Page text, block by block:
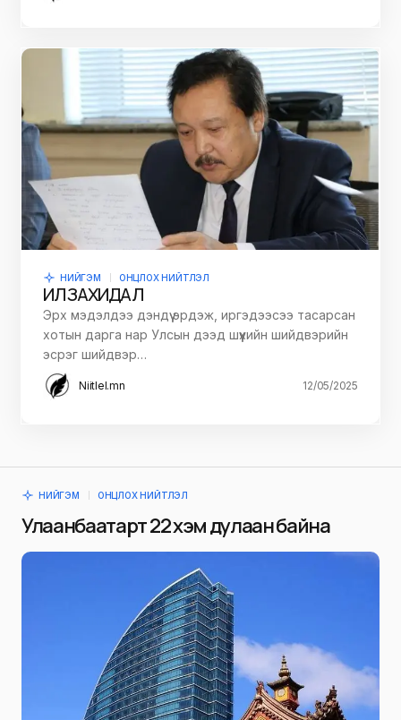
НИЙГЭМ ОНЦЛОХ НИЙТЛЭЛ
ИЛ ЗАХИДАЛ
Эрх мэдэлдээ дэндүү эрдэж, иргэдээсээ тасарсан
хотын дарга нар Улсын дээд шүүхийн шийдвэрийн
эсрэг шийдвэр…
Niitlel.mn 12/05/2025
НИЙГЭМ ОНЦЛОХ НИЙТЛЭЛ
Улаанбаатарт 22 хэм дулаан байна